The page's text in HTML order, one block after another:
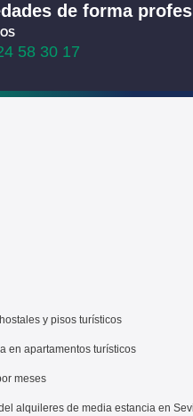
de forma
58 30 17
y pisos turísticos
en apartamentos turísticos
meses
alquileres de media estancia en